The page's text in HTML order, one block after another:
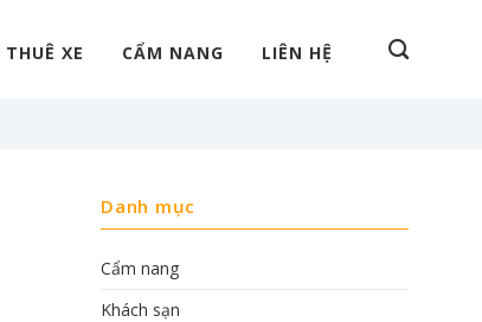
THUÊ XE CẨM NANG LIÊN HỆ
Danh mục
Cẩm nang
Khách sạn